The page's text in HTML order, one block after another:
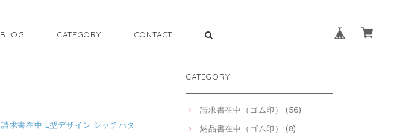
BLOG CATEGORY CONTACT
請求書在中 L型デザイン シャチハタ
CATEGORY
請求書在中（ゴム印） (56)
納品書在中（ゴム印） (8)